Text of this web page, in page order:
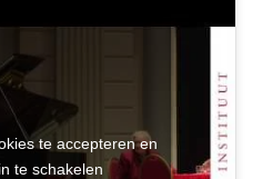
te accepteren en
te schakelen